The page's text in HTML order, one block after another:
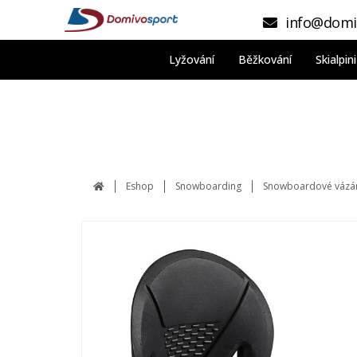
Lyžování Běžkování
Eshop Snowboarding Snowboardové